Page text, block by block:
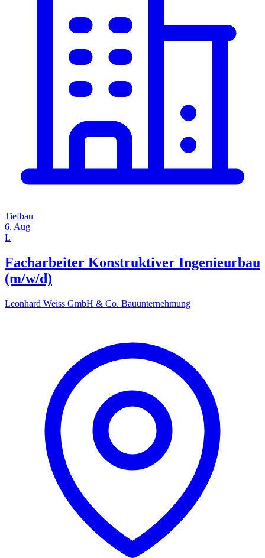
Tiefbau
6. Aug
L
Facharbeiter Konstruktiver Ingenieurbau
(m/w/d)
Leonhard Weiss GmbH & Co. Bauunternehmung